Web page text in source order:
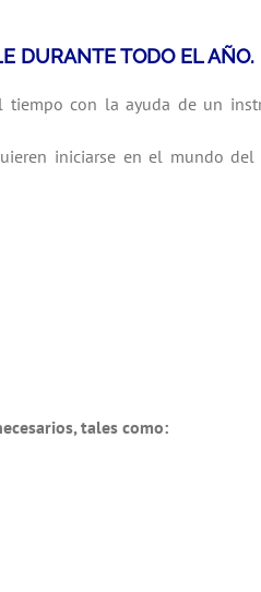
DURANTE TODO EL AÑO.
tiempo con la ayuda de un
iniciarse en el mundo
tales como: